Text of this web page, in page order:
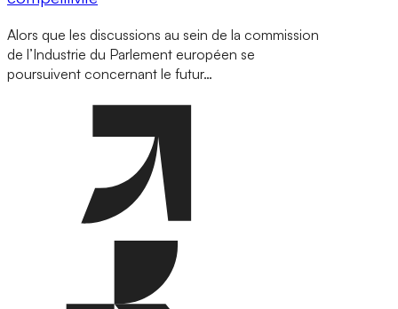
Alors que les discussions au sein de la commission
de l’Industrie du Parlement européen se
poursuivent concernant le futur…